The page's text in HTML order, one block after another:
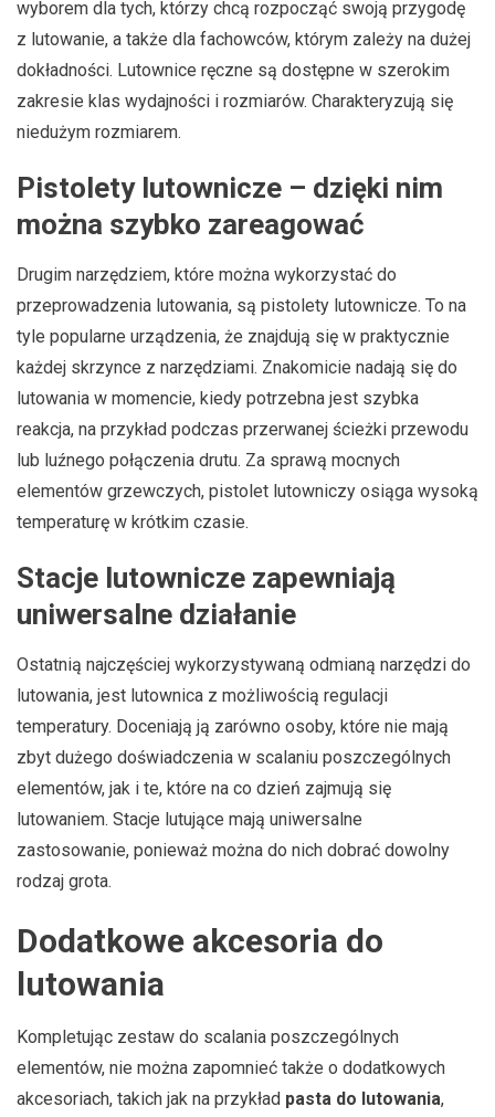
wyborem dla tych, którzy chcą rozpocząć swoją przygodę
z lutowanie, a także dla fachowców, którym zależy na dużej
dokładności. Lutownice ręczne są dostępne w szerokim
zakresie klas wydajności i rozmiarów. Charakteryzują się
niedużym rozmiarem.
Pistolety lutownicze – dzięki nim
można szybko zareagować
Drugim narzędziem, które można wykorzystać do
przeprowadzenia lutowania, są pistolety lutownicze. To na
tyle popularne urządzenia, że znajdują się w praktycznie
każdej skrzynce z narzędziami. Znakomicie nadają się do
lutowania w momencie, kiedy potrzebna jest szybka
reakcja, na przykład podczas przerwanej ścieżki przewodu
lub luźnego połączenia drutu. Za sprawą mocnych
elementów grzewczych, pistolet lutowniczy osiąga wysoką
temperaturę w krótkim czasie.
Stacje lutownicze zapewniają
uniwersalne działanie
Ostatnią najczęściej wykorzystywaną odmianą narzędzi do
lutowania, jest lutownica z możliwością regulacji
temperatury. Doceniają ją zarówno osoby, które nie mają
zbyt dużego doświadczenia w scalaniu poszczególnych
elementów, jak i te, które na co dzień zajmują się
lutowaniem. Stacje lutujące mają uniwersalne
zastosowanie, ponieważ można do nich dobrać dowolny
rodzaj grota.
Dodatkowe akcesoria do
lutowania
Kompletując zestaw do scalania poszczególnych
elementów, nie można zapomnieć także o dodatkowych
akcesoriach, takich jak na przykład pasta do lutowania,